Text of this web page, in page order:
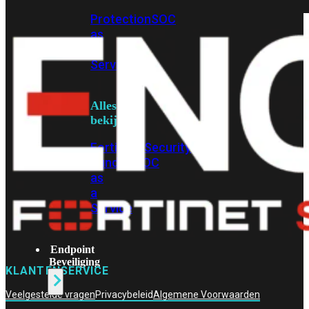
ProtectionSOC
as
Service
Alles
bekijken
FortiCare Security
Bundels
SOC
as
a
Service
Endpoint
Beveiliging
KLANTENSERVICE
Veelgestelde vragenPrivacybeleidAlgemene Voorwaarden